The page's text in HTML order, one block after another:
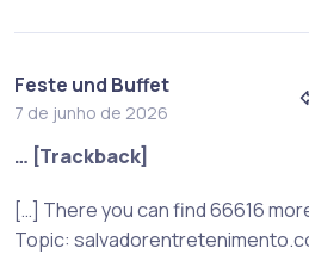
Feste und Buffet
7 de junho de 2026
… [Trackback]
[…] There you can find 66616
Topic: